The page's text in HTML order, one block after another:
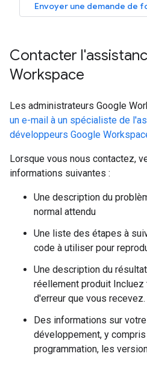
Envoyer une demande de
Contacter
Workspace
Les administrateurs Google
un e-mail à un spécialiste de
développeurs Google
Lorsque vous nous contactez,
informations suivantes :
Une description du
normal attendu
Une liste des étapes à
code à utiliser pour
Une description du
réellement produit
d'erreur que vous recevez.
Des informations sur
développement, y
programmation, les